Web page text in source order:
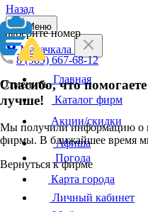
Назад
Выберите номер
8 (989) 667-68-12
Отменить
Спасибо, что
лучше!
Мы получили информацию о
фирмы. В ближайшее время
Вернуться к фирме
Меню
Махачкала
Главная
Каталог фирм
Акции/скидки
Афиша
Погода
Карта города
Личный кабинет